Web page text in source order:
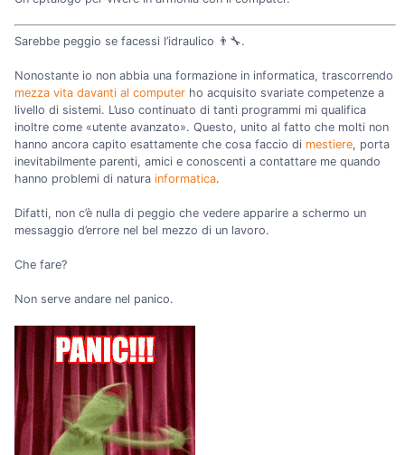
Sarebbe peggio se facessi l’idraulico 👨‍🔧.
Nonostante io non abbia una formazione in informatica, trascorrendo
mezza vita davanti al computer ho acquisito svariate competenze a
livello di sistemi. L’uso continuato di tanti programmi mi qualifica
inoltre come «utente avanzato». Questo, unito al fatto che molti non
hanno ancora capito esattamente che cosa faccio di mestiere, porta
inevitabilmente parenti, amici e conoscenti a contattare me quando
hanno problemi di natura informatica.
Difatti, non c’è nulla di peggio che vedere apparire a schermo un
messaggio d’errore nel bel mezzo di un lavoro.
Che fare?
Non serve andare nel panico.